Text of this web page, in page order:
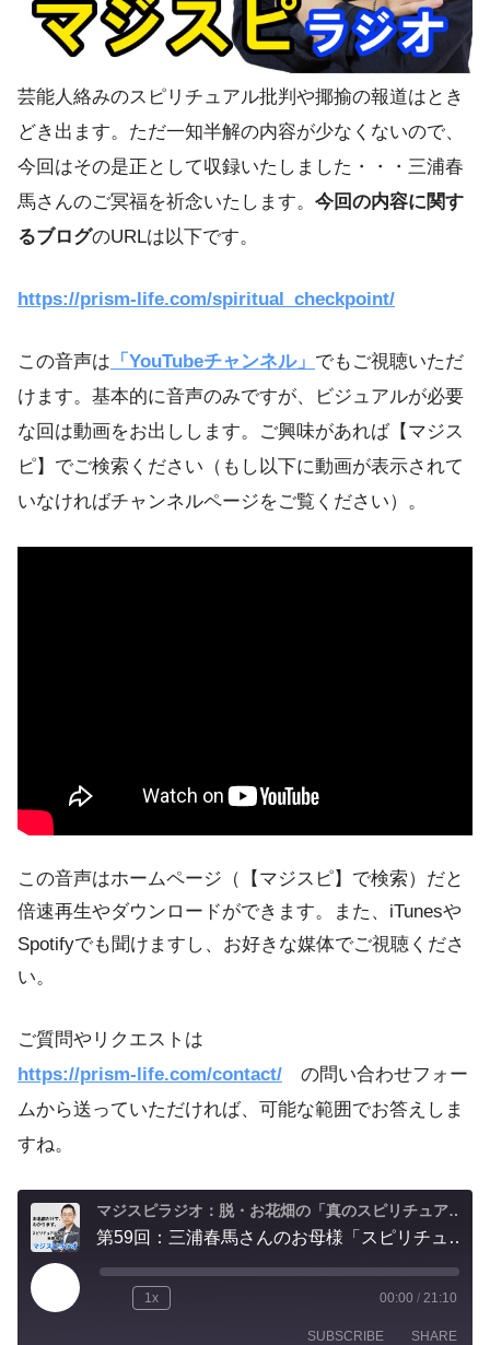
芸能人絡みのスピリチュアル批判や揶揄の報道はとき
どき出ます。ただ一知半解の内容が少なくないので、
今回はその是正として収録いたしました・・・三浦春
馬さんのご冥福を祈念いたします。 今回の内容に関す
るブログのURLは以下です。
https://prism-life.com/spiritual_checkpoint/
この音声は 「YouTubeチャンネル」 でもご視聴いただ
けます。基本的に音声のみですが、ビジュアルが必要
な回は動画をお出しします。ご興味があれば【マジス
ピ】でご検索ください（もし以下に動画が表示されて
いなければチャンネルページをご覧ください）。
この音声はホームページ（【マジスピ】で検索）だと
倍速再生やダウンロードができます。また、iTunesや
Spotifyでも聞けますし、お好きな媒体でご視聴くださ
い。
ご質問やリクエストは
https://prism-life.com/contact/ の問い合わせフォー
ムから送っていただければ、可能な範囲でお答えしま
すね。
マジスピラジオ：脱・お花畑の「真のスピリチュアル実践」
第59回：三浦春馬さんのお母様「スピリチュアル傾倒」の報道について。レイキは世界に知られたスピリチュアルヒーリングであって、決して "怪しい宗教" ではない。
1x 00:00 / 21:10
SUBSCRIBE SHARE